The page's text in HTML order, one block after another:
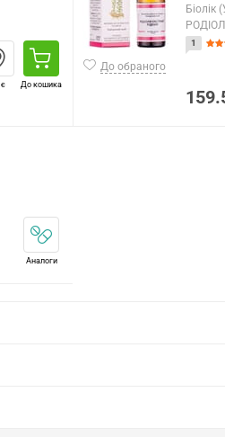
До кошика
До обраного
Біолік
1
Аналоги